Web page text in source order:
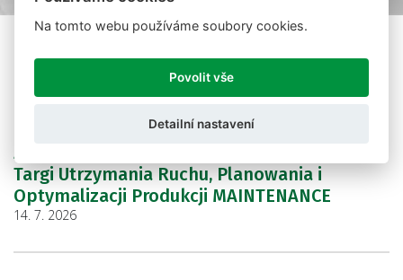
Aktualności
Zapraszamy na SYMAS. 17. Międzynarodowe
Targi Utrzymania Ruchu, Planowania i
Optymalizacji Produkcji MAINTENANCE
14. 7. 2026
Na tomto webu používáme soubory cookies.
Povolit vše
Detailní nastavení